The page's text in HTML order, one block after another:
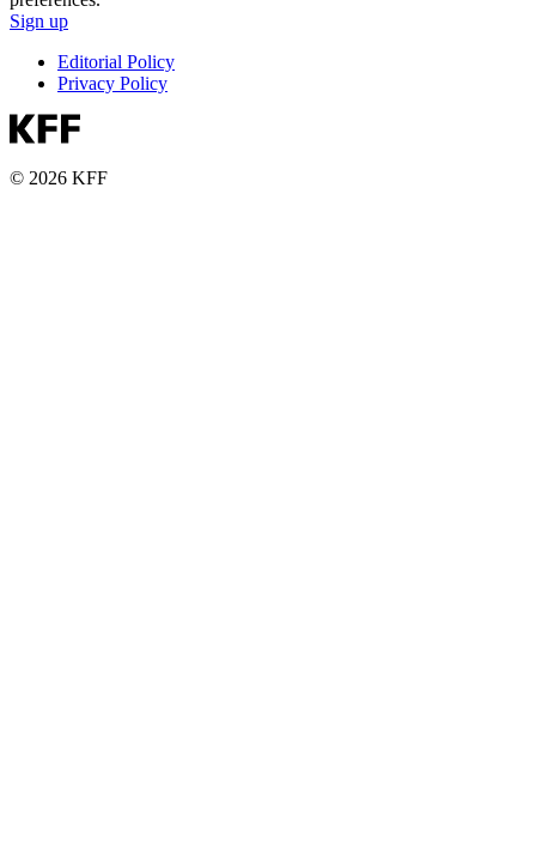
Sign up
Editorial Policy
Privacy Policy
© 2026 KFF